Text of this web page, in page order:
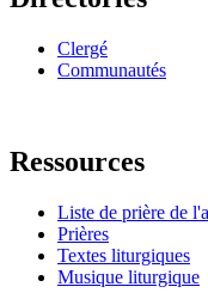
Clergé
Communautés
Ressources
Liste de prière de
Prières
Textes liturgiques
Musique liturgique